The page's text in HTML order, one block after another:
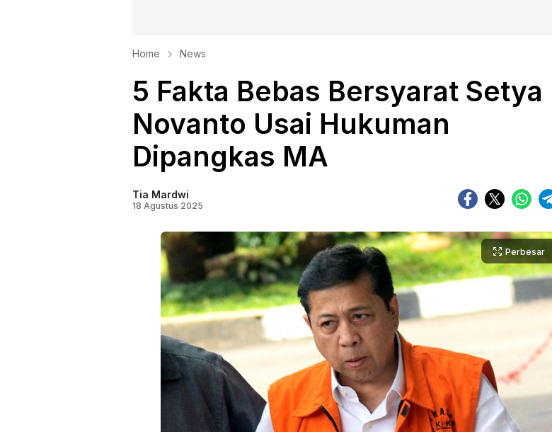
Home News
5 Fakta Bebas Bersyarat Setya
Novanto Usai Hukuman
Dipangkas MA
Tia Mardwi
18 Agustus 2025
Perbesar